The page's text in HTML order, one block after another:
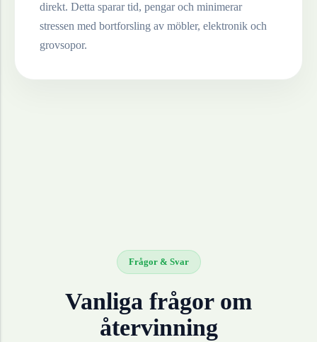
direkt. Detta sparar tid, pengar och minimerar
stressen med bortforsling av möbler, elektronik och
grovsopor.
Frågor & Svar
Vanliga frågor om
återvinning